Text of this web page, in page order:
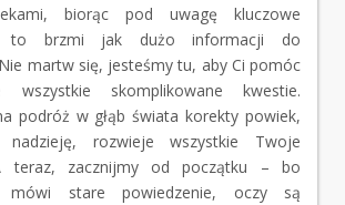
biorąc pod uwagę kluczowe
to brzmi jak dużo informacji do
martw się, jesteśmy tu, aby Ci pomóc
wszystkie skomplikowane kwestie.
podróż w głąb świata korekty powiek,
rozwieje wszystkie Twoje
teraz, zacznijmy od początku – bo
mówi stare powiedzenie, oczy są